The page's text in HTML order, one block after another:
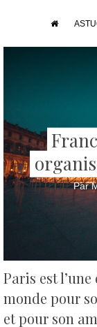
Par
Paris est
monde pour
et pour son